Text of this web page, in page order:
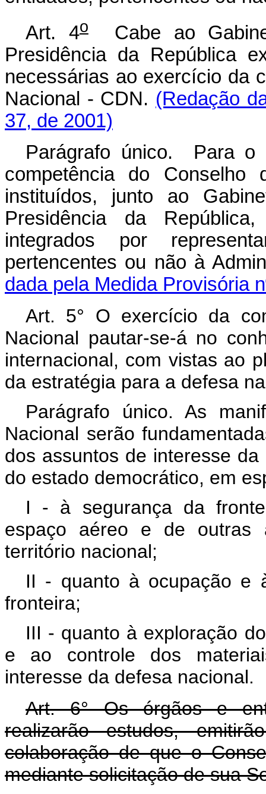
Art. 4oCabe ao
Presidência da República
necessárias ao exercício da
Nacional - CDN. (Redação
37, de 2001)
Parágrafo único. Para o
competência do Conselho
instituídos, junto ao
Presidência da
integrados por
pertencentes ou não à
dada pela Medida Provisória
Art. 5° O exercício da
Nacional pautar-se-á no
internacional, com vistas ao
da estratégia para a defesa
Parágrafo único. As
Nacional serão
dos assuntos de interesse
do estado democrático, em
I - à segurança da
espaço aéreo e de outras
território nacional;
II - quanto à ocupação e
fronteira;
III - quanto à exploração
e ao controle dos
interesse da defesa nacional.
Art. 6° Os órgãos e
realizarão estudos,
colaboração de que o
mediante solicitação de sua